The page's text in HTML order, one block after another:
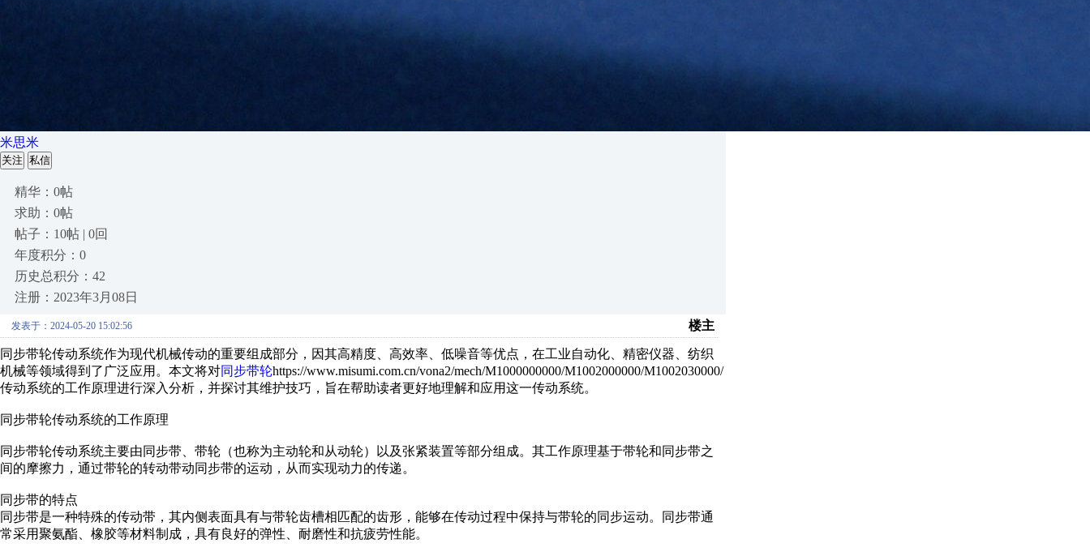
米思米
关注 私信
精华：0帖
求助：0帖
帖子：10帖 | 0回
年度积分：0
历史总积分：42
注册：2023年3月08日
发表于：2024-05-20 15:02:56 楼主
同步带轮传动系统作为现代机械传动的重要组成部分，因其高精度、高效率、低噪音等优点，在工业自动化、精密仪器、纺织
机械等领域得到了广泛应用。本文将对同步带轮https://www.misumi.com.cn/vona2/mech/M1000000000/M1002000000/M1002030000/
传动系统的工作原理进行深入分析，并探讨其维护技巧，旨在帮助读者更好地理解和应用这一传动系统。
同步带轮传动系统的工作原理
同步带轮传动系统主要由同步带、带轮（也称为主动轮和从动轮）以及张紧装置等部分组成。其工作原理基于带轮和同步带之
间的摩擦力，通过带轮的转动带动同步带的运动，从而实现动力的传递。
同步带的特点
同步带是一种特殊的传动带，其内侧表面具有与带轮齿槽相匹配的齿形，能够在传动过程中保持与带轮的同步运动。同步带通
常采用聚氨酯、橡胶等材料制成，具有良好的弹性、耐磨性和抗疲劳性能。